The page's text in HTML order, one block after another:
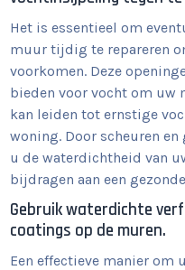
Het is essentieel om
muur tijdig te repareren
voorkomen. Deze
bieden voor vocht om uw
kan leiden tot ernstige
woning. Door scheuren
u de waterdichtheid van
bijdragen aan een
Gebruik waterdichte
coatings op de muren.
Een effectieve manier om